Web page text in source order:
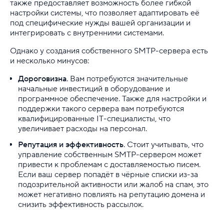
также предоставляет возможность более гибкой
настройки системы, что позволяет адаптировать её
под специфические нужды вашей организации и
интегрировать с внутренними системами.
Однако у создания собственного SMTP-сервера есть
и несколько минусов:
Дороговизна. Вам потребуются значительные
начальные инвестиций в оборудование и
программное обеспечение. Также для настройки и
поддержки такого сервера вам потребуются
квалифицированные IT-специалисты, что
увеличивает расходы на персонал.
Репутация и эффективность. Стоит учитывать, что
управление собственным SMTP-сервером может
привести к проблемам с доставляемостью писем.
Если ваш сервер попадёт в чёрные списки из-за
подозрительной активности или жалоб на спам, это
может негативно повлиять на репутацию домена и
снизить эффективность рассылок.